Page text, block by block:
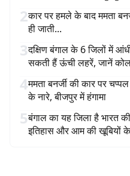
2कार पर हमले के बाद ममता
ही जाती...
3दक्षिण बंगाल के 6 जिलों में
सकती हैं ऊंची लहरें, जानें
4ममता बनर्जी की कार पर
के नारे, बीजपुर में हंगामा
5बंगाल का यह जिला है भारत
इतिहास और आम की खूबियों